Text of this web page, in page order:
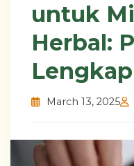
untuk
Herbal:
March 13, 2025